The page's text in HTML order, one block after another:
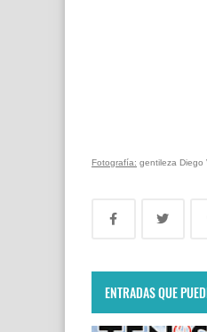
Fotografía: gentileza Diego
ENTRADAS QUE